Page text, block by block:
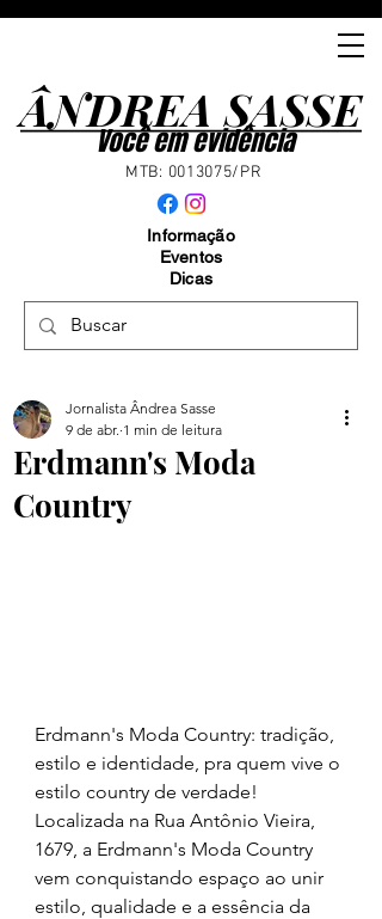
ÂNDREA SASSE
ÂNDREA SASSE
Você em evidência
MTB: 0013075/PR
Informação
Eventos
Dicas
Erdmann's Moda
Country
Jornalista Ândrea Sasse
9 de abr. 1 min de leitura
Erdmann's Moda Country: tradição,
estilo e identidade, pra quem vive o
estilo country de verdade!
Localizada na Rua Antônio Vieira,
1679, a Erdmann's Moda Country
vem conquistando espaço ao unir
estilo, qualidade e a essência da